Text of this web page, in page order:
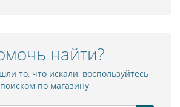
найти?
то, что искали, воспользуйтесь
поиском по магазину